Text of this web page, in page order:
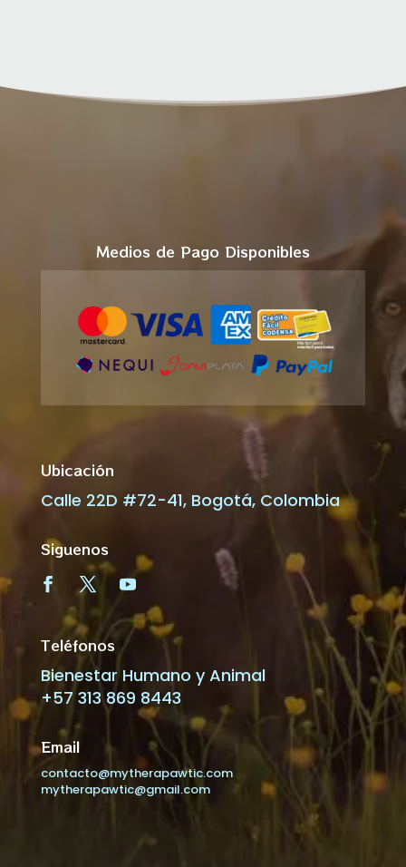
Medios de Pago Disponibles
Ubicación
Calle 22D #72-41, Bogotá, Colombia
Siguenos
Teléfonos
Bienestar Humano y Animal
+57 313 869 8443
Email
contacto@mytherapawtic.com
mytherapawtic@gmail.com